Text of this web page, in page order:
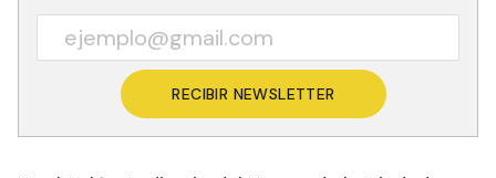
RECIBIR NEWSLETTER